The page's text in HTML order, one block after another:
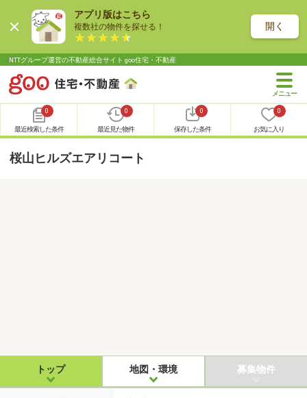
アプリ版はこちら
複数社の物件を探せる！ 開く
NTTグループ運営の不動産総合サイト goo住宅・不動産
0
最近検索した条件
0
最近見た物件
0
保存した条件
0
お気に入り
桜山ヒルズエアリコート
トップ 地図・環境 募集物件